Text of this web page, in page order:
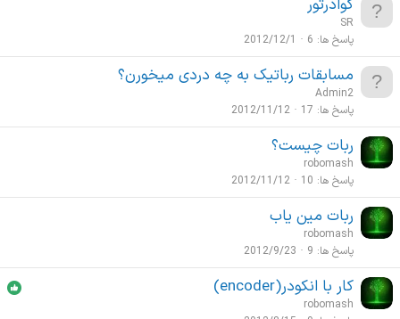
کوادرتور
SR
پاسخ ها 6
2012/12/1
مسابقات رباتیک به چه دردی میخورن؟
Admin2
پاسخ ها 17
2012/11/12
ربات چیست؟
robomash
پاسخ ها 10
2012/11/12
ربات مین یاب
robomash
پاسخ ها 9
2012/9/23
کار با انکودر(encoder)
robomash